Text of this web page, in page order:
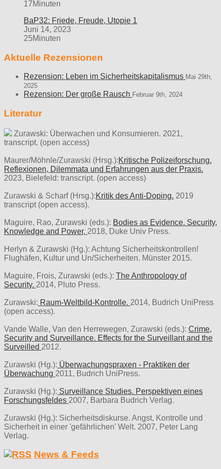
17Minuten
BaP32: Friede, Freude, Utopie 1
Juni 14, 2023
25Minuten
Aktuelle Rezensionen
Rezension: Leben im Sicherheitskapitalismus Mai 29th,
2025
Rezension: Der große Rausch Februar 9th, 2024
Literatur
Zurawski: Überwachen und Konsumieren. 2021,
transcript. (open access)
Maurer/Möhnle/Zurawski (Hrsg.):Kritische Polizeiforschung.
Reflexionen, Dilemmata und Erfahrungen aus der Praxis.
2023, Bielefeld: transcript. (open access)
Zurawski & Scharf (Hrsg.):Kritik des Anti-Doping. 2019
transcript (open access).
Maguire, Rao, Zurawski (eds.): Bodies as Evidence. Security,
Knowledge and Power, 2018, Duke Univ Press.
Herlyn & Zurawski (Hg.): Achtung Sicherheitskontrollen!
Flughäfen, Kultur und Un/Sicherheiten. Münster 2015.
Maguire, Frois, Zurawski (eds.): The Anthropology of
Security. 2014, Pluto Press.
Zurawski: Raum-Weltbild-Kontrolle. 2014, Budrich UniPress
(open access).
Vande Walle, Van den Herrewegen, Zurawski (eds.): Crime,
Security and Surveillance. Effects for the Surveillant and the
Surveilled 2012.
Zurawski (Hg.): Überwachungspraxen - Praktiken der
Überwachung 2011, Budrich UniPress.
Zurawski (Hg.): Surveillance Studies. Perspektiven eines
Forschungsfeldes 2007, Barbara Budrich Verlag.
Zurawski (Hg.): Sicherheitsdiskurse. Angst, Kontrolle und
Sicherheit in einer 'gefährlichen' Welt. 2007, Peter Lang
Verlag.
News & Feeds